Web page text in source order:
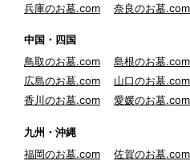
兵庫のお墓.com
奈良のお墓.com
中国・四国
鳥取のお墓.com
島根のお墓.com
広島のお墓.com
山口のお墓.com
香川のお墓.com
愛媛のお墓.com
九州・沖縄
福岡のお墓.com
佐賀のお墓.com